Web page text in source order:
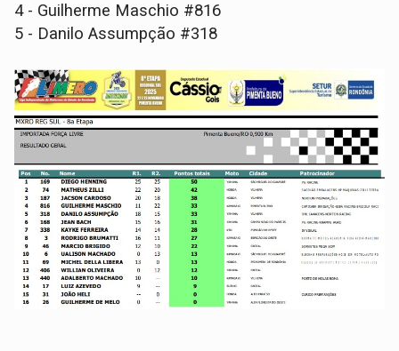
4 - Guilherme Maschio #816
5 - Danilo Assumpção #318